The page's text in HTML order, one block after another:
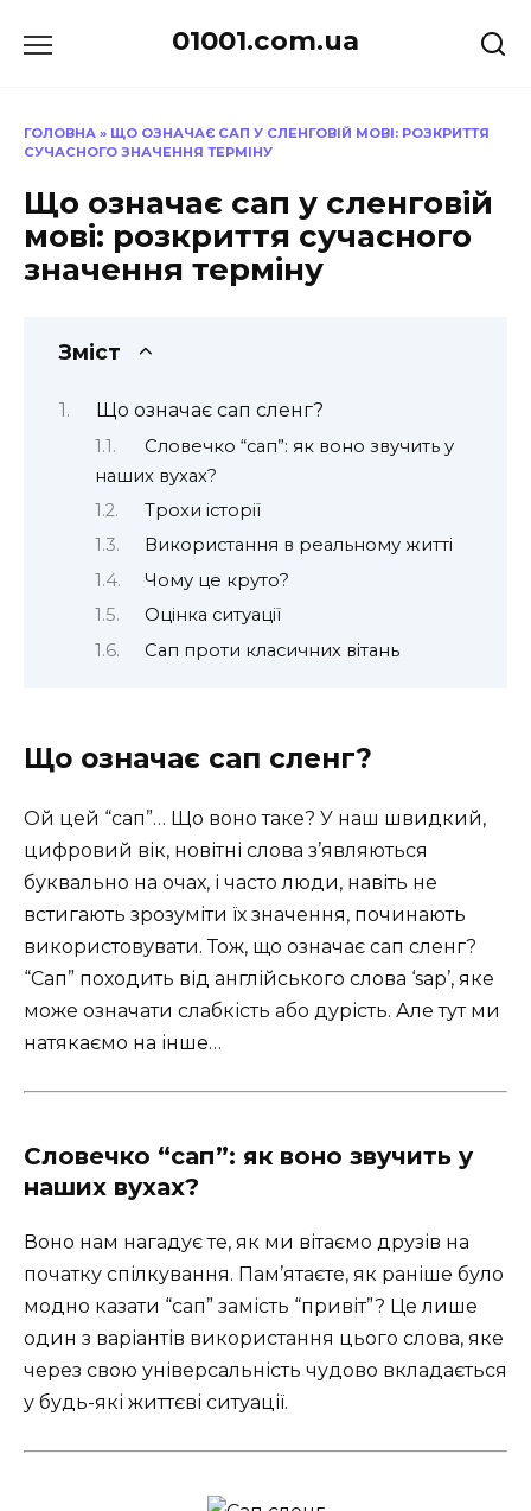
до
01001.com.ua
ГОЛОВНА » ЩО ОЗНАЧАЄ САП У СЛЕНГОВІЙ МОВІ: РОЗКРИТТЯ
СУЧАСНОГО ЗНАЧЕННЯ ТЕРМІНУ
Що означає сап у сленговій
мові: розкриття сучасного
значення терміну
Зміст
Що означає сап сленг?
Словечко “сап”: як воно звучить у
наших вухах?
Трохи історії
Використання в реальному житті
Чому це круто?
Оцінка ситуації
Сап проти класичних вітань
Що означає сап сленг?
Ой цей “сап”… Що воно таке? У наш швидкий,
цифровий вік, новітні слова з’являються
буквально на очах, і часто люди, навіть не
встигають зрозуміти їх значення, починають
використовувати. Тож, що означає сап сленг?
“Сап” походить від англійського слова ‘sap’, яке
може означати слабкість або дурість. Але тут ми
натякаємо на інше…
Словечко “сап”: як воно звучить у
наших вухах?
Воно нам нагадує те, як ми вітаємо друзів на
початку спілкування. Пам’ятаєте, як раніше було
модно казати “сап” замість “привіт”? Це лише
один з варіантів використання цього слова, яке
через свою універсальність чудово вкладається
у будь-які життєві ситуації.